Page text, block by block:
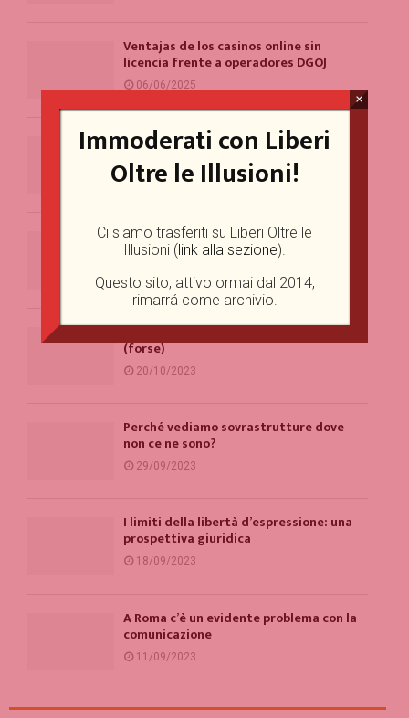
Ventajas de los casinos online sin
licencia frente a operadores DGOJ
06/06/2025
Example Post for WordPress
13/04/2025
Example Post for WordPress
15/03/2025
Un problema per la parità di genere
(forse)
20/10/2023
Perché vediamo sovrastrutture dove
non ce ne sono?
29/09/2023
I limiti della libertà d’espressione: una
prospettiva giuridica
18/09/2023
A Roma c’è un evidente problema con la
comunicazione
11/09/2023
Immoderati con Liberi
Oltre le Illusioni!
Ci siamo trasferiti su Liberi Oltre le
Illusioni (link alla sezione).
Questo sito, attivo ormai dal 2014,
rimarrá come archivio.
×